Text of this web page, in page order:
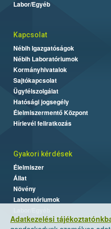
Adatkezelési
Labor/Egyéb
Kapcsolat
Nébih Igazgatóságok
Nébih Laboratóriumok
Kormányhivatalok
Sajtókapcsolat
Ügyfélszolgálat
Hatósági jogsegély
Élelmiszermentő Központ
Hírlevél feliratkozás
Gyakori kérdések
Élelmiszer
Állat
Növény
Laboratóriumok